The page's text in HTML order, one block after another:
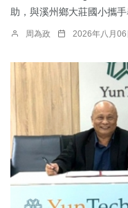
助，與溪州鄉大莊國小攜手
周為政 2026年八月06